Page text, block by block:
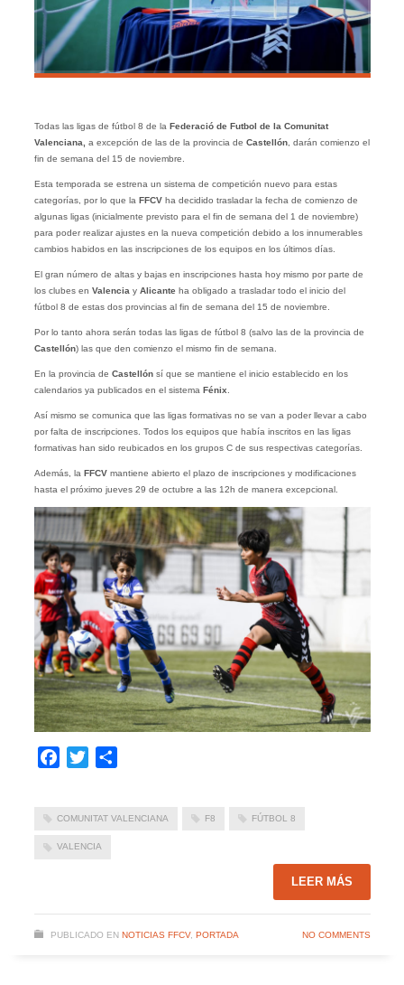
Todas las ligas de fútbol 8 de laFederació de Futbol de la Comunitat
Valenciana, a excepción de las de la provincia de Castellón, darán comienzo el
fin de semana del 15 de noviembre.
Esta temporada se estrena un sistema de competición nuevo para estas
categorías, por lo que la FFCVha decidido trasladar la fecha de comienzo de
algunas ligas (inicialmente previsto para el fin de semana del 1 de noviembre)
para poder realizar ajustes en la nueva competición debido a los innumerables
cambios habidos en las inscripciones de los equipos en los últimos días.
El gran número de altas y bajas en inscripciones hasta hoy mismo por parte de
los clubes en Valenciay Alicanteha obligado a trasladar todo el inicio del
fútbol 8 de estas dos provincias al fin de semana del 15 de noviembre.
Por lo tanto ahora serán todas las ligas de fútbol 8 (salvo las de la provincia de
Castellón) las que den comienzo el mismo fin de semana.
En la provincia de Castellónsí que se mantiene el inicio establecido en los
calendarios ya publicados en el sistema Fénix.
Así mismo se comunica que las ligas formativas no se van a poder llevar a cabo
por falta de inscripciones. Todos los equipos que había inscritos en las ligas
formativas han sido reubicados en los grupos C de sus respectivas categorías.
Además, la FFCVmantiene abierto el plazo de inscripciones y modificaciones
hasta el próximo jueves 29 de octubre a las 12h de manera excepcional.
Facebook
Twitter
COMUNITAT VALENCIANA F8 FÚTBOL 8
VALENCIA
LEER MÁS
PUBLICADO EN NOTICIAS FFCV, PORTADA NO COMMENTS